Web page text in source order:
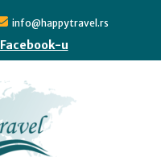
info@happytravel.rs
Facebook-u